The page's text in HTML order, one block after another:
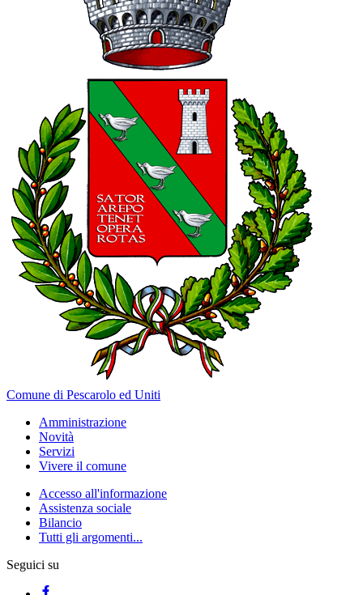
Comune di Pescarolo ed Uniti
Amministrazione
Novità
Servizi
Vivere il comune
Accesso all'informazione
Assistenza sociale
Bilancio
Tutti gli argomenti...
Seguici su